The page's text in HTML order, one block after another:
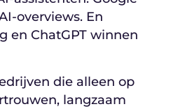
overviews. En
en ChatGPT winnen
die alleen op
langzaam